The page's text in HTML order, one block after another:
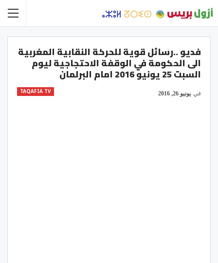
فديو ..رسائل قوية للحركة النقابية المغربية
الى الحكومة في الوقفة الاحتجاجية ليوم
السبت 25 يونيو 2016 امام البرلمان
TAQAFIA TV في يونيو 26, 2016